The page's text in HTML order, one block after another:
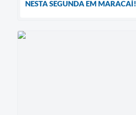
NESTA SEGUNDA EM MARACAÍ!